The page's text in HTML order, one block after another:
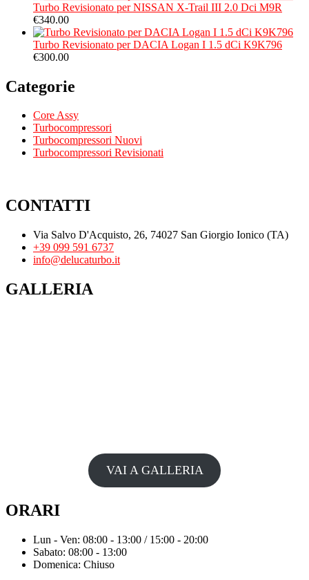
Turbo Revisionato per NISSAN X-Trail III 2.0 Dci M9R
€340.00
Turbo Revisionato per DACIA Logan I 1.5 dCi K9K796
€300.00
Categorie
Core Assy
Turbocompressori
Turbocompressori Nuovi
Turbocompressori Revisionati
CONTATTI
Via Salvo D'Acquisto, 26, 74027 San Giorgio Ionico (TA)
+39 099 591 6737
info@delucaturbo.it
GALLERIA
VAI A GALLERIA
ORARI
Lun - Ven: 08:00 - 13:00 / 15:00 - 20:00
Sabato: 08:00 - 13:00
Domenica: Chiuso